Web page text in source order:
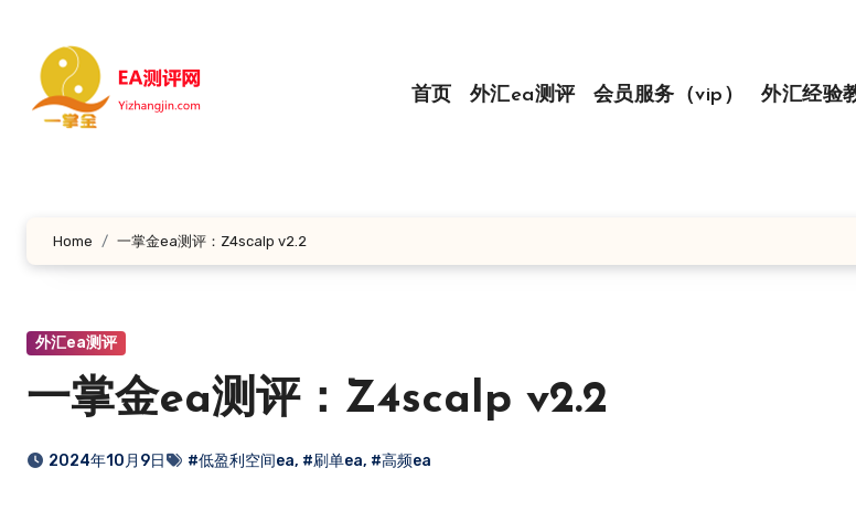
首页 外汇ea测评 会员服务（vip） 外汇经验
Home 一掌金ea测评：Z4scalp v2.2
外汇ea测评
一掌金ea测评：Z4scalp v2.2
2024年10月9日 #低盈利空间ea, #刷单ea, #高频ea